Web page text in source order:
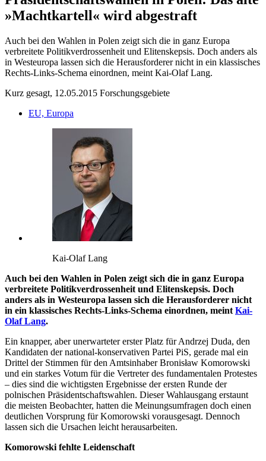
»Machtkartell« wird abgestraft
Auch bei den Wahlen in Polen zeigt sich die in ganz Europa
verbreitete Politikverdrossenheit und Elitenskepsis. Doch anders als
in Westeuropa lassen sich die Herausforderer nicht in ein klassisches
Rechts-Links-Schema einordnen, meint Kai-Olaf Lang.
Kurz gesagt, 12.05.2015 Forschungsgebiete
EU, Europa
Kai-Olaf Lang
Auch bei den Wahlen in Polen zeigt sich die in ganz Europa
verbreitete Politikverdrossenheit und Elitenskepsis. Doch
anders als in Westeuropa lassen sich die Herausforderer nicht
in ein klassisches Rechts-Links-Schema einordnen, meint Kai-
Olaf Lang.
Ein knapper, aber unerwarteter erster Platz für Andrzej Duda, den
Kandidaten der national-konservativen Partei PiS, gerade mal ein
Drittel der Stimmen für den Amtsinhaber Bronisław Komorowski
und ein starkes Votum für die Vertreter des fundamentalen Protestes
– dies sind die wichtigsten Ergebnisse der ersten Runde der
polnischen Präsidentschaftswahlen. Dieser Wahlausgang erstaunt
die meisten Beobachter, hatten die Meinungsumfragen doch einen
deutlichen Vorsprung für Komorowski vorausgesagt. Dennoch
lassen sich die Ursachen leicht herausarbeiten.
Komorowski fehlte Leidenschaft